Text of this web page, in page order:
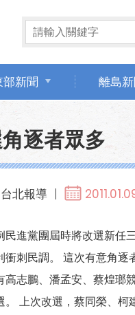
部新聞 離島
逐者眾多
北報導
進黨團屆時將改選新任
刺民調。 這次有意角
志鵬、潘孟安、蔡煌瑯
上次改選，蔡同榮、